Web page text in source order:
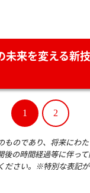
未来を変える新
1 2
のであり、将来にわ
後の時間経過等に伴っ
ださい。※特別な表記